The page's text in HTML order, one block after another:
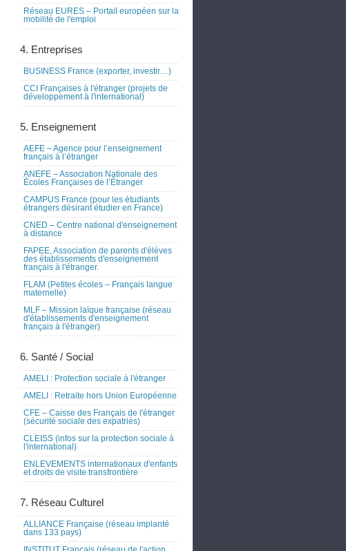
Réseau EURES – Portail européen sur la
mobilité de l'emploi
4. Entreprises
BUSINESS France (exporter, investir…)
CCI Françaises à l'étranger (projets de
développement à l'international)
5. Enseignement
AEFE – Agence pour l’enseignement
français à l’étranger
ANEFE – Association Nationale des
Écoles Françaises de l’Étranger
CAMPUS France (pour les étudiants
étrangers désirant étudier en France)
CNED – Centre national d'enseignement
à distance
FAPEE, Association de parents d'élèves
des établissements d'enseignement
français à l'étranger.
FLAM (Petites écoles – Français langue
maternelle)
MLF – Mission laïque française (réseau
d'établissements d'enseignement
français à l'étranger)
6. Santé / Social
AMELI : Protection sociale à l'étranger
AMELI : Retraite hors Union Européenne
CFE – Caisse des Français de l'étranger
(sécurité sociale des expatriés)
CLEISS (infos sur la protection sociale à
l'international)
ENLEVEMENTS internationaux d'enfants
et droits de visite transfrontière
7. Réseau Culturel
ALLIANCE Française (réseau implanté
dans 133 pays)